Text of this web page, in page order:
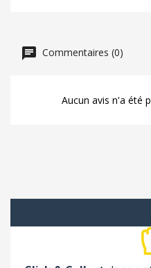
Commentaires (0)
Aucun avis n'a été